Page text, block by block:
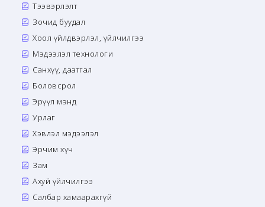
Тээвэрлэлт
Зочид буудал
Хоол үйлдвэрлэл, үйлчилгээ
Мэдээлэл технологи
Санхүү, даатгал
Боловсрол
Эрүүл мэнд
Урлаг
Хэвлэл мэдээлэл
Эрчим хүч
Зам
Ахуй үйлчилгээ
Салбар хамаарахгүй